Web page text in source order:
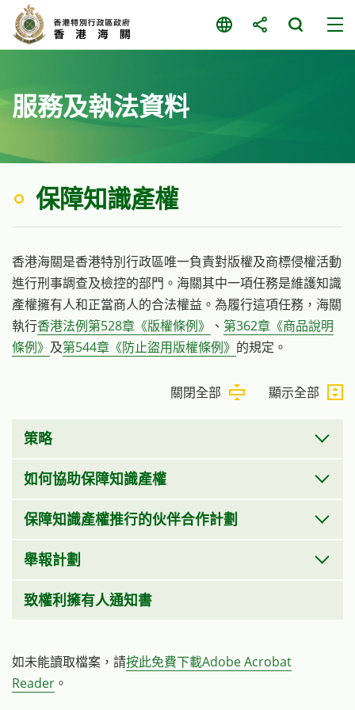
主
服務及執法資料
保障知識產權
香港海關是香港特別行政區唯一負責對版權及商標侵權活動
進行刑事調查及檢控的部門。海關其中一項任務是維護知識
產權擁有人和正當商人的合法權益。為履行這項任務，海關
執行香港法例第528章《版權條例》 、 第362章《商品說明
條例》 及第544章《防止盜用版權條例》 的規定。
顯示全部
關閉全部
策略
如何協助保障知識產權
保障知識產權推行的伙伴合作計劃
舉報計劃
致權利擁有人通知書
如未能讀取檔案，請按此免費下載Adobe Acrobat
Reader 。